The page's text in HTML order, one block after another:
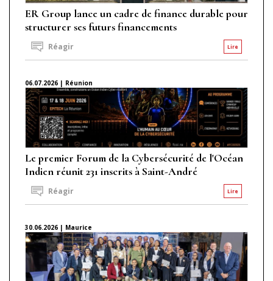
ER Group lance un cadre de finance durable pour
structurer ses futurs financements
Lire
Réagir
06.07.2026 | Réunion
Le premier Forum de la Cybersécurité de l'Océan
Indien réunit 231 inscrits à Saint-André
Lire
Réagir
30.06.2026 | Maurice